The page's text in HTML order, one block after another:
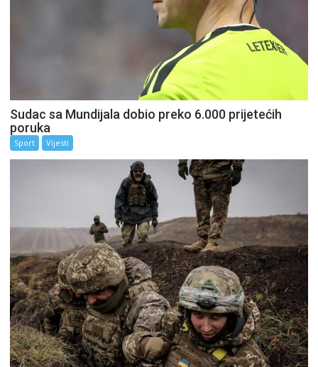
Sudac sa Mundijala dobio preko 6.000 prijetećih
poruka
Sport Vijesti